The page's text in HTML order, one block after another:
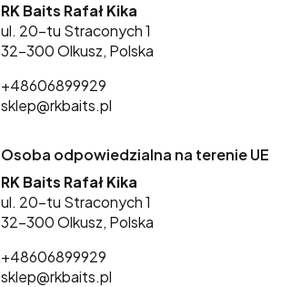
RK Baits Rafał Kika
ul. 20-tu Straconych 1
32-300 Olkusz, Polska
+48606899929
sklep@rkbaits.pl
Osoba odpowiedzialna na terenie UE
RK Baits Rafał Kika
ul. 20-tu Straconych 1
32-300 Olkusz, Polska
+48606899929
sklep@rkbaits.pl